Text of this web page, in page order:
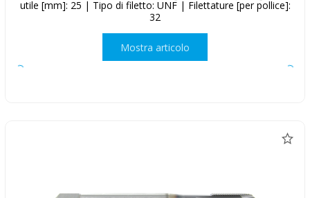
utile [mm]: 25 | Tipo di filetto: UNF | Filettature [per pollice]:
32
Mostra articolo